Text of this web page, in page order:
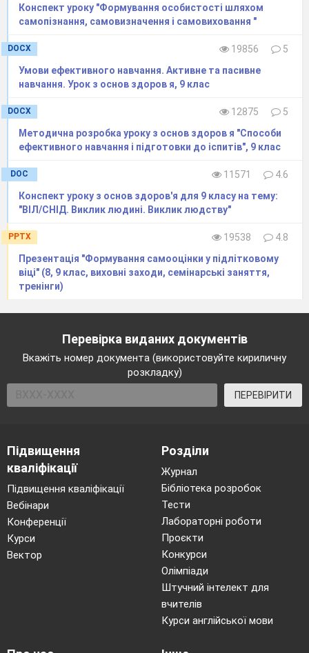
Конспект уроку "Формування особистості шляхом
самопізнання, самовизначення і самовиховання "
DOCX 19856
5
Умови ефективного навчання. Активне та пасивне
навчання. Урок з основ здоров я, 9 клас
DOCX 12875
5
Методична розробка уроку з основ здоров я "Способи
ефективного навчання і підготовки до іспитів", 9 клас
DOC 11571
4.6
Конспект уроку з основ здоров'я для 9 класу на тему:
"ВІЛ/СНІД. Виклик людині. Виклик людству"
PPTX 19538
4.8
Презентація "Формування самооцінки у підлітковому
віці" (8, 9 клас, виховні заходи, семінарські заняття,
тренінги)
Перевірка виданих документів
Вкажіть номер документа (використовуйте кириличну
розкладку)
ПЕРЕВІРИТИ
Підвищення
кваліфікації
Підвищення кваліфікації
Вебінари
Конференції
Курси
Вектор
Розділи
Журнал
Бібліотека розробок
Тести
Лабораторні роботи
Проєкти
Конкурси
Олімпіади
Штучний інтелект для
вчителів
Курси англійської мови